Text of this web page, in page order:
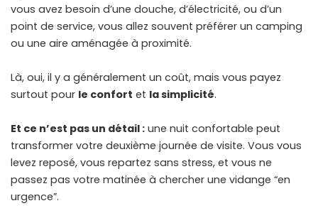
vous avez besoin d’une douche, d’électricité, ou d’un
point de service, vous allez souvent préférer un camping
ou une aire aménagée à proximité.
Là, oui, il y a généralement un coût, mais vous payez
surtout pour le confort et la simplicité.
Et ce n’est pas un détail : une nuit confortable peut
transformer votre deuxième journée de visite. Vous vous
levez reposé, vous repartez sans stress, et vous ne
passez pas votre matinée à chercher une vidange “en
urgence”.